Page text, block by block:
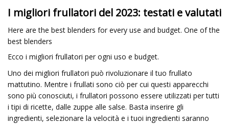
I migliori frullatori del 2023: testati e valutati
Here are the best blenders for every use and budget. One of the
best blenders
Ecco i migliori frullatori per ogni uso e budget.
Uno dei migliori frullatori può rivoluzionare il tuo frullato
mattutino. Mentre i frullati sono ciò per cui questi apparecchi
sono più conosciuti, i frullatori possono essere utilizzati per tutti
i tipi di ricette, dalle zuppe alle salse. Basta inserire gli
ingredienti, selezionare la velocità e i tuoi ingredienti saranno